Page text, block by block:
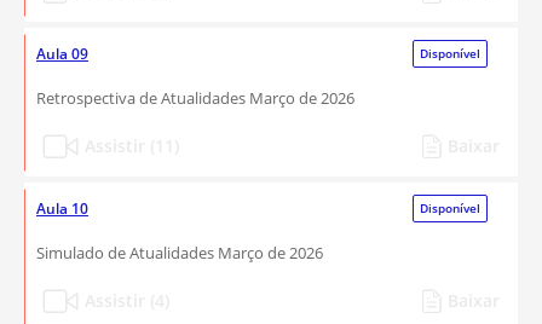
Aula 09 Disponível
Retrospectiva de Atualidades Março de 2026
Aula 10 Disponível
Simulado de Atualidades Março de 2026